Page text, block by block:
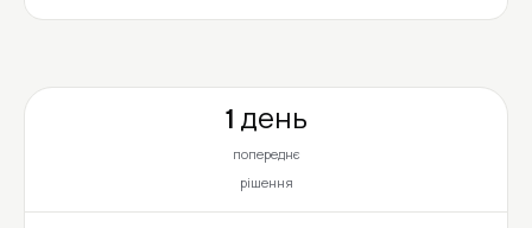
1 день
попереднє
рішення